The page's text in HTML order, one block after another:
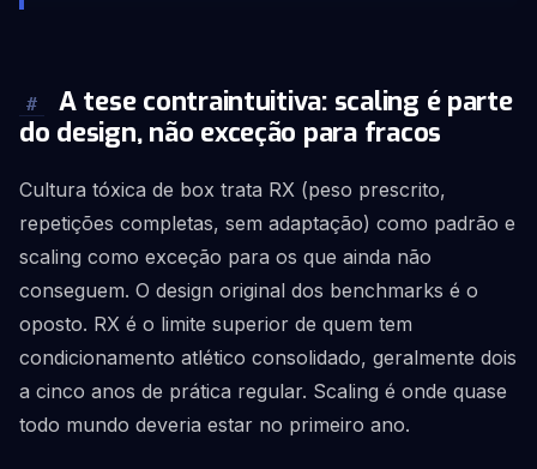
#
A tese contraintuitiva: scaling é parte
do design, não exceção para fracos
Cultura tóxica de box trata RX (peso prescrito,
repetições completas, sem adaptação) como padrão e
scaling como exceção para os que ainda não
conseguem. O design original dos benchmarks é o
oposto. RX é o limite superior de quem tem
condicionamento atlético consolidado, geralmente dois
a cinco anos de prática regular. Scaling é onde quase
todo mundo deveria estar no primeiro ano.